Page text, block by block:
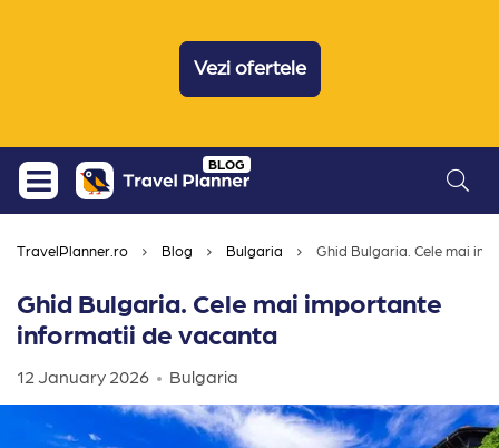
Vezi ofertele
Skip
content
BLOG
TravelPlanner.ro Blog Bulgaria Ghid Bulgaria. Cele mai
Ghid Bulgaria. Cele mai importante
informatii de vacanta
12 January 2026 Bulgaria